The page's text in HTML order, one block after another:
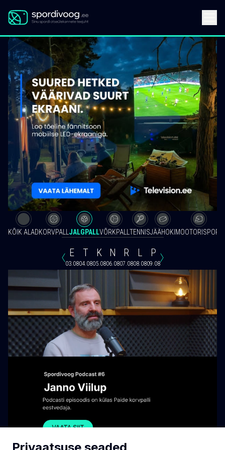
KÕIK ALADKORVPALL JALGPALLVÕRKPALL TENNISJÄÄHOKI MOOTORISPORT
E
03.08
T
04.08
K
05.08
N
06.08
R
07.08
L
08.08
P
09.08